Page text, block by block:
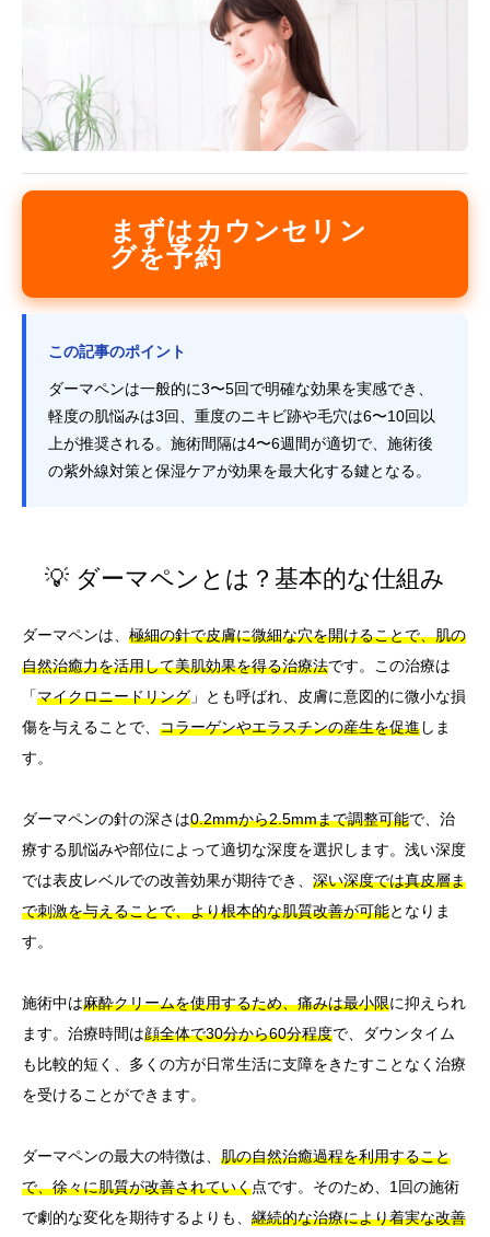
まずはカウンセリン
グを予約
この記事のポイント
ダーマペンは一般的に3〜5回で明確な効果を実感でき、
軽度の肌悩みは3回、重度のニキビ跡や毛穴は6〜10回以
上が推奨される。施術間隔は4〜6週間が適切で、施術後
の紫外線対策と保湿ケアが効果を最大化する鍵となる。
💡 ダーマペンとは？基本的な仕組み
ダーマペンは、 極細の針で皮膚に微細な穴を開けることで、肌の
自然治癒力を活用して美肌効果を得る治療法です。この治療は
「マイクロニードリング 」とも呼ばれ、皮膚に意図的に微小な損
傷を与えることで、 コラーゲンやエラスチンの産生を促進しま
す。
ダーマペンの針の深さは0.2mmから2.5mmまで調整可能で、治
療する肌悩みや部位によって適切な深度を選択します。浅い深度
では表皮レベルでの改善効果が期待でき、 深い深度では真皮層ま
で刺激を与えることで、より根本的な肌質改善が可能となりま
す。
施術中は麻酔クリームを使用するため、痛みは最小限に抑えられ
ます。治療時間は顔全体で30分から60分程度で、ダウンタイム
も比較的短く、多くの方が日常生活に支障をきたすことなく治療
を受けることができます。
ダーマペンの最大の特徴は、 肌の自然治癒過程を利用すること
で、徐々に肌質が改善されていく点です。そのため、1回の施術
で劇的な変化を期待するよりも、 継続的な治療により着実な改善